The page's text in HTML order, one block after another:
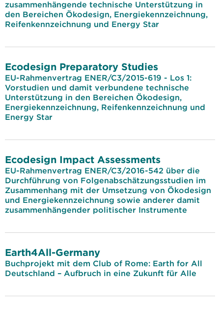
zusammenhängende technische Unterstützung in
den Bereichen Ökodesign, Energiekennzeichnung,
Reifenkennzeichnung und Energy Star
Ecodesign Preparatory Studies
EU-Rahmenvertrag ENER/C3/2015-619 - Los 1:
Vorstudien und damit verbundene technische
Unterstützung in den Bereichen Ökodesign,
Energiekennzeichnung, Reifenkennzeichnung und
Energy Star
Ecodesign Impact Assessments
EU-Rahmenvertrag ENER/C3/2016-542 über die
Durchführung von Folgenabschätzungsstudien im
Zusammenhang mit der Umsetzung von Ökodesign
und Energiekennzeichnung sowie anderer damit
zusammenhängender politischer Instrumente
Earth4All-Germany
Buchprojekt mit dem Club of Rome: Earth for All
Deutschland – Aufbruch in eine Zukunft für Alle